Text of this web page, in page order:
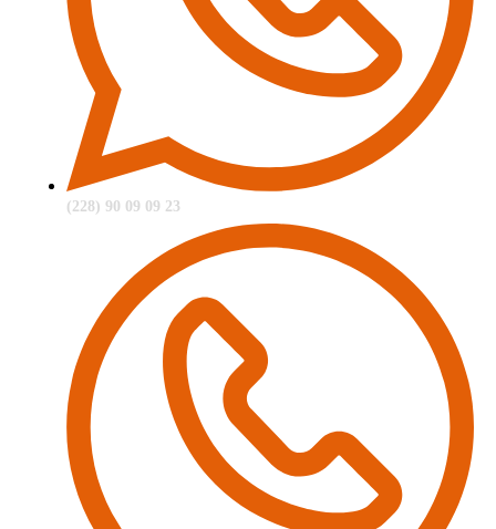
(228) 90 09 09 23